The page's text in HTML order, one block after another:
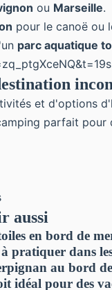
ou Marseille.
pour le canoë ou
parc aquatique
et d'options
parfait pour
aussi
en bord de
pratiquer dans
au bord
idéal pour des